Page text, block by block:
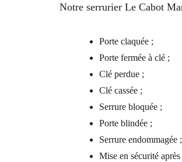
Notre serrurier Le Cabot
Porte claquée ;
Porte fermée à clé ;
Clé perdue ;
Clé cassée ;
Serrure bloquée ;
Porte blindée ;
Serrure endommagée ;
Mise en sécurité